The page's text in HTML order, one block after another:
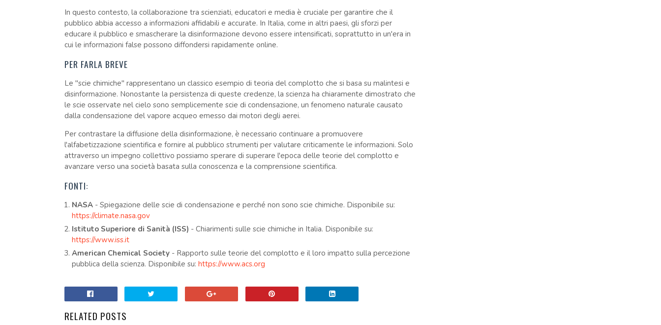
In questo contesto, la collaborazione tra scienziati, educatori e media è cruciale per garantire che il
pubblico abbia accesso a informazioni affidabili e accurate. In Italia, come in altri paesi, gli sforzi per
educare il pubblico e smascherare la disinformazione devono essere intensificati, soprattutto in un'era in
cui le informazioni false possono diffondersi rapidamente online.
PER FARLA BREVE
Le "scie chimiche" rappresentano un classico esempio di teoria del complotto che si basa su malintesi e
disinformazione. Nonostante la persistenza di queste credenze, la scienza ha chiaramente dimostrato che
le scie osservate nel cielo sono semplicemente scie di condensazione, un fenomeno naturale causato
dalla condensazione del vapore acqueo emesso dai motori degli aerei.
Per contrastare la diffusione della disinformazione, è necessario continuare a promuovere
l'alfabetizzazione scientifica e fornire al pubblico strumenti per valutare criticamente le informazioni. Solo
attraverso un impegno collettivo possiamo sperare di superare l'epoca delle teorie del complotto e
avanzare verso una società basata sulla conoscenza e la comprensione scientifica.
FONTI:
NASA- Spiegazione delle scie di condensazione e perché non sono scie chimiche. Disponibile su:
https://climate.nasa.gov
Istituto Superiore di Sanità (ISS) - Chiarimenti sulle scie chimiche in Italia. Disponibile su:
https://www.iss.it
American Chemical Society- Rapporto sulle teorie del complotto e il loro impatto sulla percezione
pubblica della scienza. Disponibile su: https://www.acs.org
RELATED POSTS